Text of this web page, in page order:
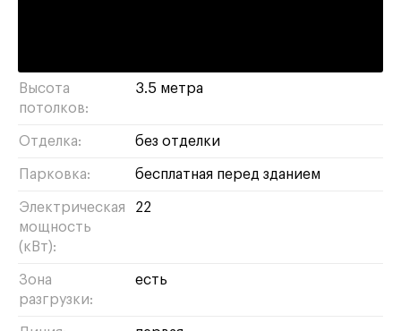
Высота
потолков:
3.5 метра
Отделка: без отделки
Парковка: бесплатная перед зданием
Электрическая
мощность
(кВт):
22
Зона
разгрузки:
есть